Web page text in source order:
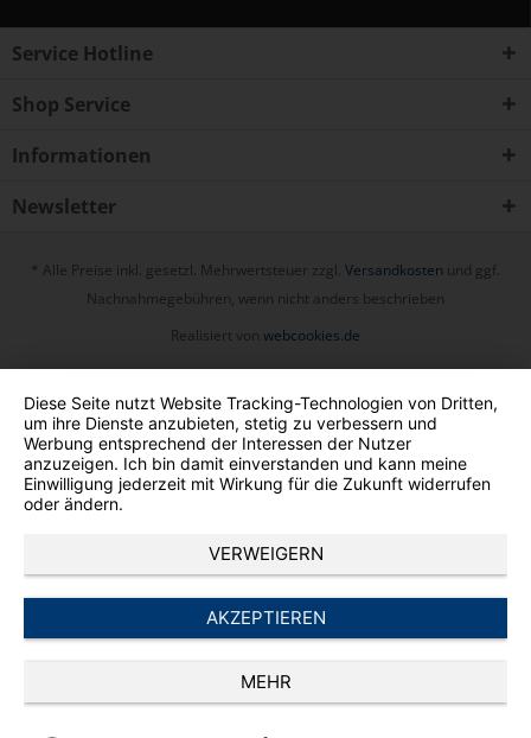
Service Hotline
Shop Service
Informationen
Newsletter
* Alle Preise inkl. gesetzl. Mehrwertsteuer zzgl. Versandkosten und ggf.
Nachnahmegebühren, wenn nicht anders beschrieben
Realisiert von webcookies.de
Diese Seite nutzt Website Tracking-Technologien von Dritten,
um ihre Dienste anzubieten, stetig zu verbessern und
Werbung entsprechend der Interessen der Nutzer
anzuzeigen. Ich bin damit einverstanden und kann meine
Einwilligung jederzeit mit Wirkung für die Zukunft widerrufen
oder ändern.
VERWEIGERN
AKZEPTIEREN
MEHR